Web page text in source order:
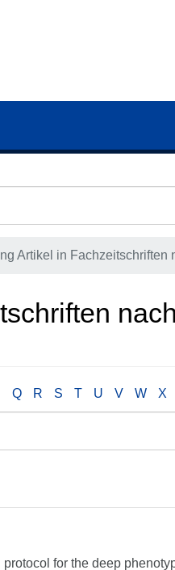
Artikel in Fachzeitschriften
Q R S T U V W X
for the deep